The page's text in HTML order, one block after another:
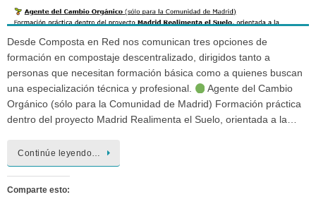
Desde Composta en Red nos comunican tres opciones de
formación en compostaje descentralizado, dirigidos tanto a
personas que necesitan formación básica como a quienes buscan
una especialización técnica y profesional.
Agente del Cambio
Orgánico (sólo para la Comunidad de Madrid) Formación práctica
dentro del proyecto Madrid Realimenta el Suelo, orientada a la…
Continúe leyendo…
Comparte esto: